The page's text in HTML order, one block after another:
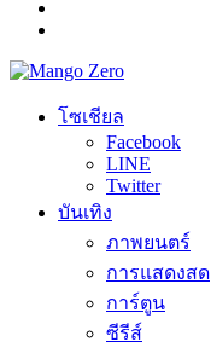
โซเชียล
Facebook
LINE
Twitter
บันเทิง
ภาพยนตร์
การแสดงสด
การ์ตูน
ซีรีส์